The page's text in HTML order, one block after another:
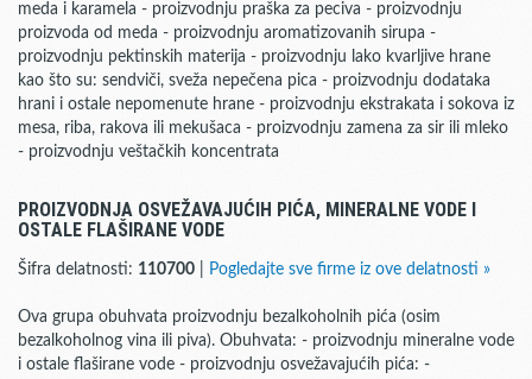
meda i karamela - proizvodnju praška za peciva - proizvodnju
proizvoda od meda - proizvodnju aromatizovanih sirupa -
proizvodnju pektinskih materija - proizvodnju lako kvarljive hrane
kao što su: sendviči, sveža nepečena pica - proizvodnju dodataka
hrani i ostale nepomenute hrane - proizvodnju ekstrakata i sokova iz
mesa, riba, rakova ili mekušaca - proizvodnju zamena za sir ili mleko
- proizvodnju veštačkih koncentrata
PROIZVODNJA OSVEŽAVAJUĆIH PIĆA, MINERALNE VODE I
OSTALE FLAŠIRANE VODE
Šifra delatnosti: 110700 Pogledajte sve firme iz ove delatnosti »
Ova grupa obuhvata proizvodnju bezalkoholnih pića (osim
bezalkoholnog vina ili piva). Obuhvata: - proizvodnju mineralne vode
i ostale flaširane vode - proizvodnju osvežavajućih pića: -